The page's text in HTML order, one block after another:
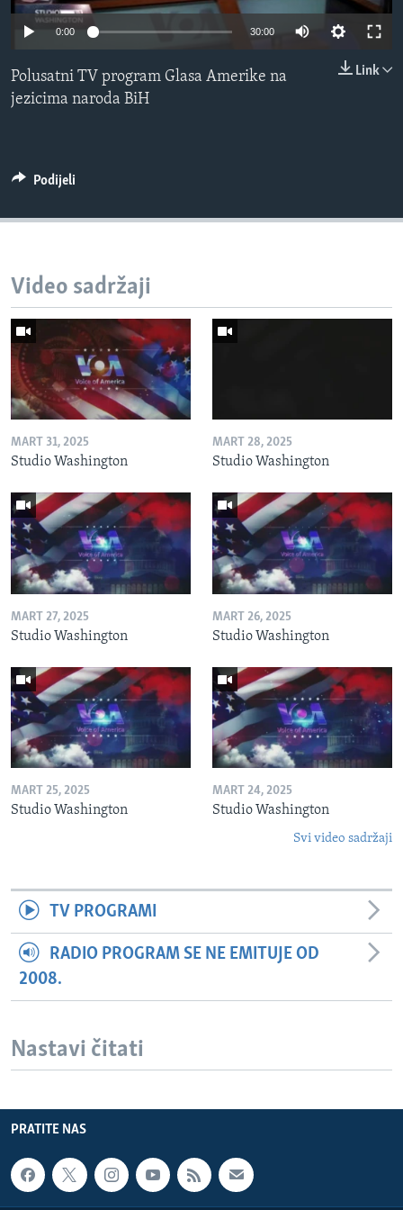
MAGAZIN
O GLASU AMERIKE
Learning English
0:00 30:00
Link
Polusatni TV program Glasa Amerike na
jezicima naroda BiH
Podijeli
Video sadržaji
MART 31, 2025
Studio Washington
MART 28, 2025
Studio Washington
MART 27, 2025
Studio Washington
MART 26, 2025
Studio Washington
MART 25, 2025
Studio Washington
MART 24, 2025
Studio Washington
Svi video sadržaji
TV PROGRAMI
RADIO PROGRAM SE NE EMITUJE OD
2008.
Nastavi čitati
PRATITE NAS